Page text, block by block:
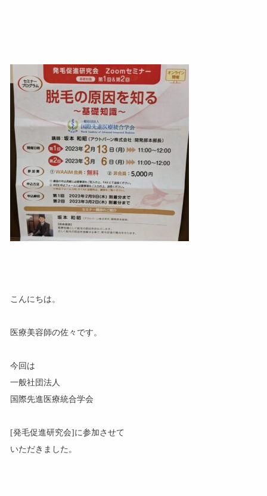
こんにちは。
医療美容師の佐々です。
今回は
一般社団法人
国際先進医療統合学会
[発毛促進研究会]に参加させて
いただきました。